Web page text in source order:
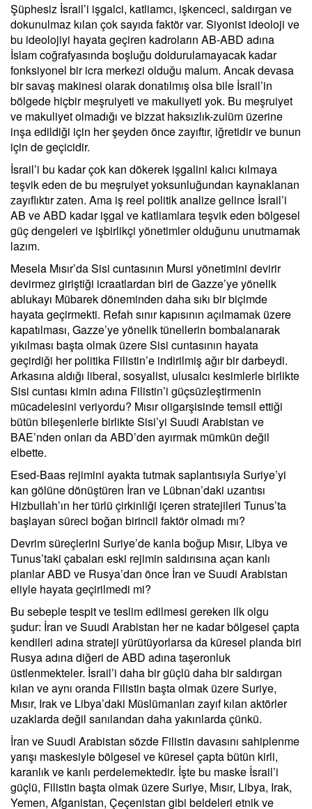
Şüphesiz İsrail’i işgalci, katliamcı, işkenceci, saldırgan ve
dokunulmaz kılan çok sayıda faktör var. Siyonist ideoloji ve
bu ideolojiyi hayata geçiren kadroların AB-ABD adına
İslam coğrafyasında boşluğu doldurulamayacak kadar
fonksiyonel bir icra merkezi olduğu malum. Ancak devasa
bir savaş makinesi olarak donatılmış olsa bile İsrail’in
bölgede hiçbir meşruiyeti ve makuliyeti yok. Bu meşruiyet
ve makuliyet olmadığı ve bizzat haksızlık-zulüm üzerine
inşa edildiği için her şeyden önce zayıftır, iğretidir ve bunun
için de geçicidir.
İsrail’i bu kadar çok kan dökerek işgalini kalıcı kılmaya
teşvik eden de bu meşruiyet yoksunluğundan kaynaklanan
zayıflıktır zaten. Ama iş reel politik analize gelince İsrail’i
AB ve ABD kadar işgal ve katliamlara teşvik eden bölgesel
güç dengeleri ve işbirlikçi yönetimler olduğunu unutmamak
lazım.
Mesela Mısır’da Sisi cuntasının Mursi yönetimini devirir
devirmez giriştiği icraatlardan biri de Gazze’ye yönelik
ablukayı Mübarek döneminden daha sıkı bir biçimde
hayata geçirmekti. Refah sınır kapısının açılmamak üzere
kapatılması, Gazze’ye yönelik tünellerin bombalanarak
yıkılması başta olmak üzere Sisi cuntasının hayata
geçirdiği her politika Filistin’e indirilmiş ağır bir darbeydi.
Arkasına aldığı liberal, sosyalist, ulusalcı kesimlerle birlikte
Sisi cuntası kimin adına Filistin’i güçsüzleştirmenin
mücadelesini veriyordu? Mısır oligarşisinde temsil ettiği
bütün bileşenlerle birlikte Sisi’yi Suudi Arabistan ve
BAE’nden onları da ABD’den ayırmak mümkün değil
elbette.
Esed-Baas rejimini ayakta tutmak saplantısıyla Suriye’yi
kan gölüne dönüştüren İran ve Lübnan’daki uzantısı
Hizbullah’ın her türlü çirkinliği içeren stratejileri Tunus’ta
başlayan süreci boğan birincil faktör olmadı mı?
Devrim süreçlerini Suriye’de kanla boğup Mısır, Libya ve
Tunus’taki çabaları eski rejimin saldırısına açan kanlı
planlar ABD ve Rusya’dan önce İran ve Suudi Arabistan
eliyle hayata geçirilmedi mi?
Bu sebeple tespit ve teslim edilmesi gereken ilk olgu
şudur: İran ve Suudi Arabistan her ne kadar bölgesel çapta
kendileri adına strateji yürütüyorlarsa da küresel planda biri
Rusya adına diğeri de ABD adına taşeronluk
üstlenmekteler. İsrail’i daha bir güçlü daha bir saldırgan
kılan ve aynı oranda Filistin başta olmak üzere Suriye,
Mısır, Irak ve Libya’daki Müslümanları zayıf kılan aktörler
uzaklarda değil sanılandan daha yakınlarda çünkü.
İran ve Suudi Arabistan sözde Filistin davasını sahiplenme
yarışı maskesiyle bölgesel ve küresel çapta bütün kirli,
karanlık ve kanlı perdelemektedir. İşte bu maske İsrail’i
güçlü, Filistin başta olmak üzere Suriye, Mısır, Libya, Irak,
Yemen, Afganistan, Çeçenistan gibi beldeleri etnik ve